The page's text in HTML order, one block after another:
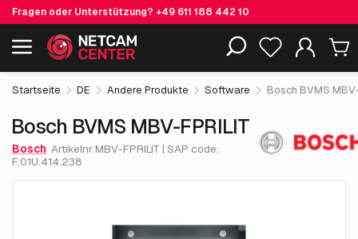
Fragen oder Unterstützung? +49 611 188 442 10
Einschließlich EOL-Produkte
Bosch BVMS MBV-FPRILIT 997.50 €
exkl. MwSt.
Startseite DE Andere Produkte Software Bosch BVMS
Bosch BVMS MBV-FPRILIT
Bosch Artikelnr MBV-FPRILIT | SAP code:
F.01U.414.238